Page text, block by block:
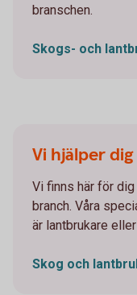
branschen.
Skogs- och
Vi hjälper
Vi finns här för
branch. Våra
är lantbrukare
Skog och